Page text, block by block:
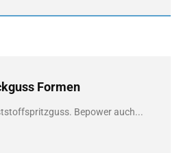
Formen
Bepower auch...